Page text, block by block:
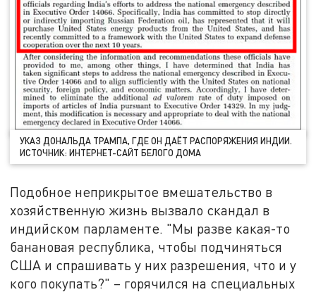
УКАЗ ДОНАЛЬДА ТРАМПА, ГДЕ ОН ДАЁТ РАСПОРЯЖЕНИЯ ИНДИИ.
ИСТОЧНИК: ИНТЕРНЕТ-САЙТ БЕЛОГО ДОМА
Подобное неприкрытое вмешательство в
хозяйственную жизнь вызвало скандал в
индийском парламенте. "Мы разве какая-то
банановая республика, чтобы подчиняться
США и спрашивать у них разрешения, что и у
кого покупать?" – горячился на специальных